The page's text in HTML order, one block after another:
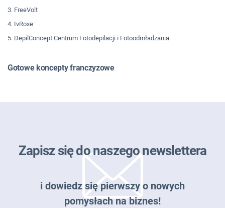
3. FreeVolt
4. IvRoxe
5. DepilConcept Centrum Fotodepilacji i Fotoodmładzania
Gotowe koncepty franczyzowe
Zapisz się do naszego newslettera
i dowiedz się pierwszy o nowych
pomysłach na biznes!